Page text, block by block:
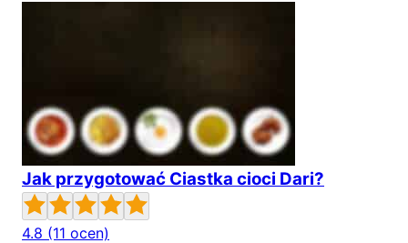
Jak przygotować Ciastka cioci Dari?
4.8 (11 ocen)